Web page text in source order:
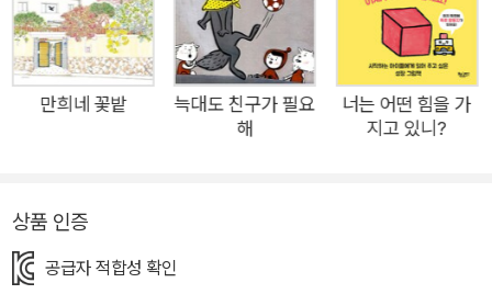
톤으로 담아냈다면 《맙소사, 나의 나쁜 하루》에서는 매 장면 통
통 튀는 위트를 더해 한 아이의 이보다 더 나쁠 수 없는 하루를 인
상적으로 그려 냈다. 무대 위 비극의 주인공처럼 한 줄기 조명 아
래 두 손을 꼭 모은 채 “내일아, 빨리 와 주지 않을래?” 기도하는
주인공의 짠하고도 귀여운 모습은 물론이고 아침 일찍 빼꼼 열린
표정이 달라지는 인형, 강아지, 벽에 걸린 그림과 사물들까지 작
지만 눈길을 끄는 재미 요소들을 장면 곳곳에 숨겨 둔 것도 이 책
만희네 꽃밭
늑대도 친구가 필요
해
너는 어떤 힘을 가
지고 있니?
상품 인증
공급자 적합성 확인